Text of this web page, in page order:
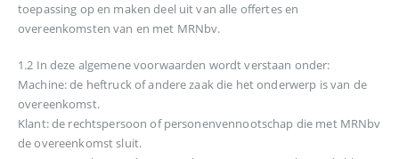
toepassing op en maken deel uit van alle offertes en
overeenkomsten van en met MRNbv.
1.2 In deze algemene voorwaarden wordt verstaan onder:
Machine: de heftruck of andere zaak die het onderwerp is van de
overeenkomst.
Klant: de rechtspersoon of personenvennootschap die met MRNbv
de overeenkomst sluit.